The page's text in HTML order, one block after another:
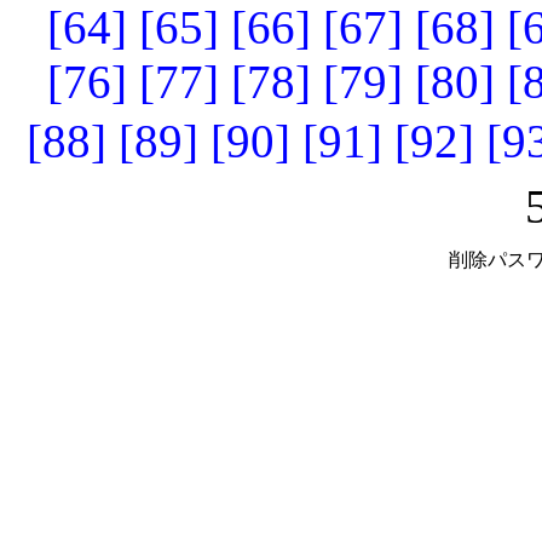
[64] [65] [66] [67] [68]
[76] [77] [78] [79] [80]
[88] [89] [90] [91] [92]
削除パス